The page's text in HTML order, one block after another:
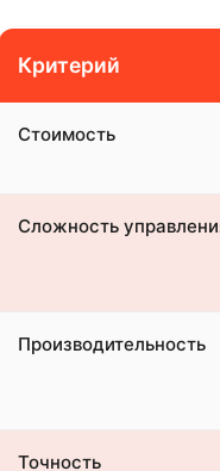
Критерий
Стоимость
Сложность
Производительность
Точность